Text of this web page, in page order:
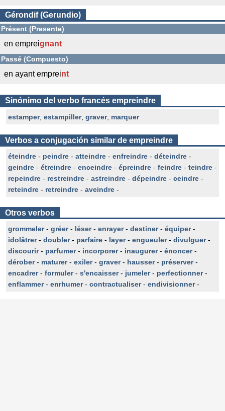
Gérondif (Gerundio)
Présent (Presente)
en empreignant
Passé (Compuesto)
en ayant empreint
Sinónimo del verbo francés empreindre
estamper, estampiller, graver, marquer
Verbos a conjugación similar de empreindre
éteindre - peindre - atteindre - enfreindre - déteindre -
geindre - étreindre - enceindre - épreindre - feindre - teindre -
repeindre - restreindre - astreindre - dépeindre - ceindre -
reteindre - retreindre - aveindre -
Otros verbos
grommeler- gréer- léser- enrayer- destiner- équiper-
idolâtrer- doubler- parfaire - layer- engueuler- divulguer-
discourir- parfumer- incorporer- inaugurer- énoncer-
dérober- maturer- exiler- graver- hausser- préserver-
encadrer- formuler- s'encaisser- jumeler- perfectionner-
enflammer- enrhumer- contractualiser- endivisionner-